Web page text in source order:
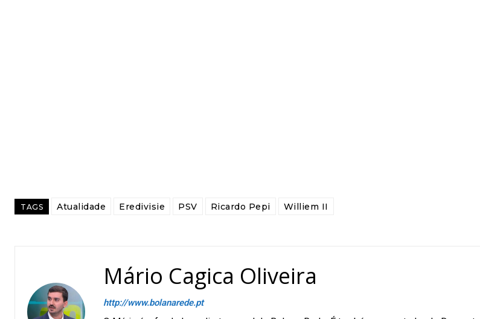
TAGS Atualidade Eredivisie PSV Ricardo Pepi Williem II
Mário Cagica Oliveira
http://www.bolanarede.pt